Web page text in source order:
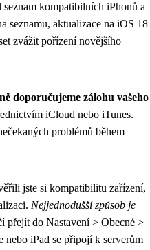
kompatibilních iPhonů a
seznamu, aktualizace na iOS 18
zvážit pořízení novějšího
doporučujeme zálohu vašeho
iCloud nebo iTunes.
problémů během
jste si kompatibilitu zařízení,
Nejjednodušší způsob je
přejít do Nastavení > Obecné >
nebo iPad se připojí k serverům